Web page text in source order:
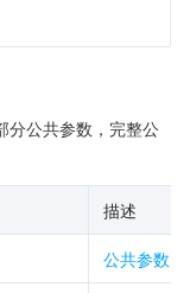
分公共参数，完整公
描述
公共参数